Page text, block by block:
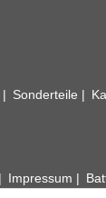
Sonderteile
Impressum